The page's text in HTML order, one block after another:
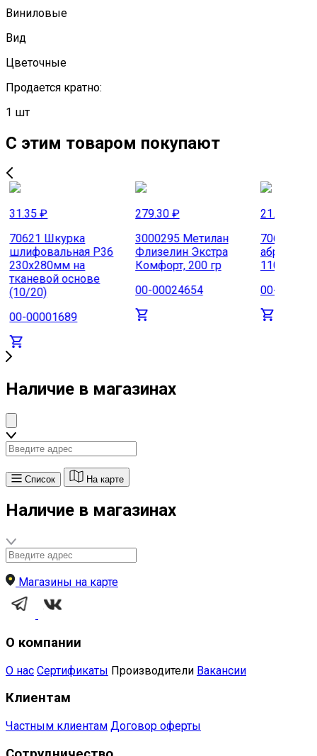
Виниловые
Вид
Цветочные
Продается кратно:
1 шт
С этим товаром пoкупают
31.35 ₽
70621 Шкурка
шлифовальная Р36
230х280мм на
тканевой основе
(10/20)
00-00001689
279.30 ₽
3000295 Метилан
Флизелин Экстра
Комфорт, 200 гр
00-00024654
21.85 ₽
70610
00-
Наличие в магазинах
Список На карте
Наличие в магазинах
Магазины на карте
О компании
О нас Сертификаты Производители Вакансии
Клиентам
Частным клиентам Договор оферты